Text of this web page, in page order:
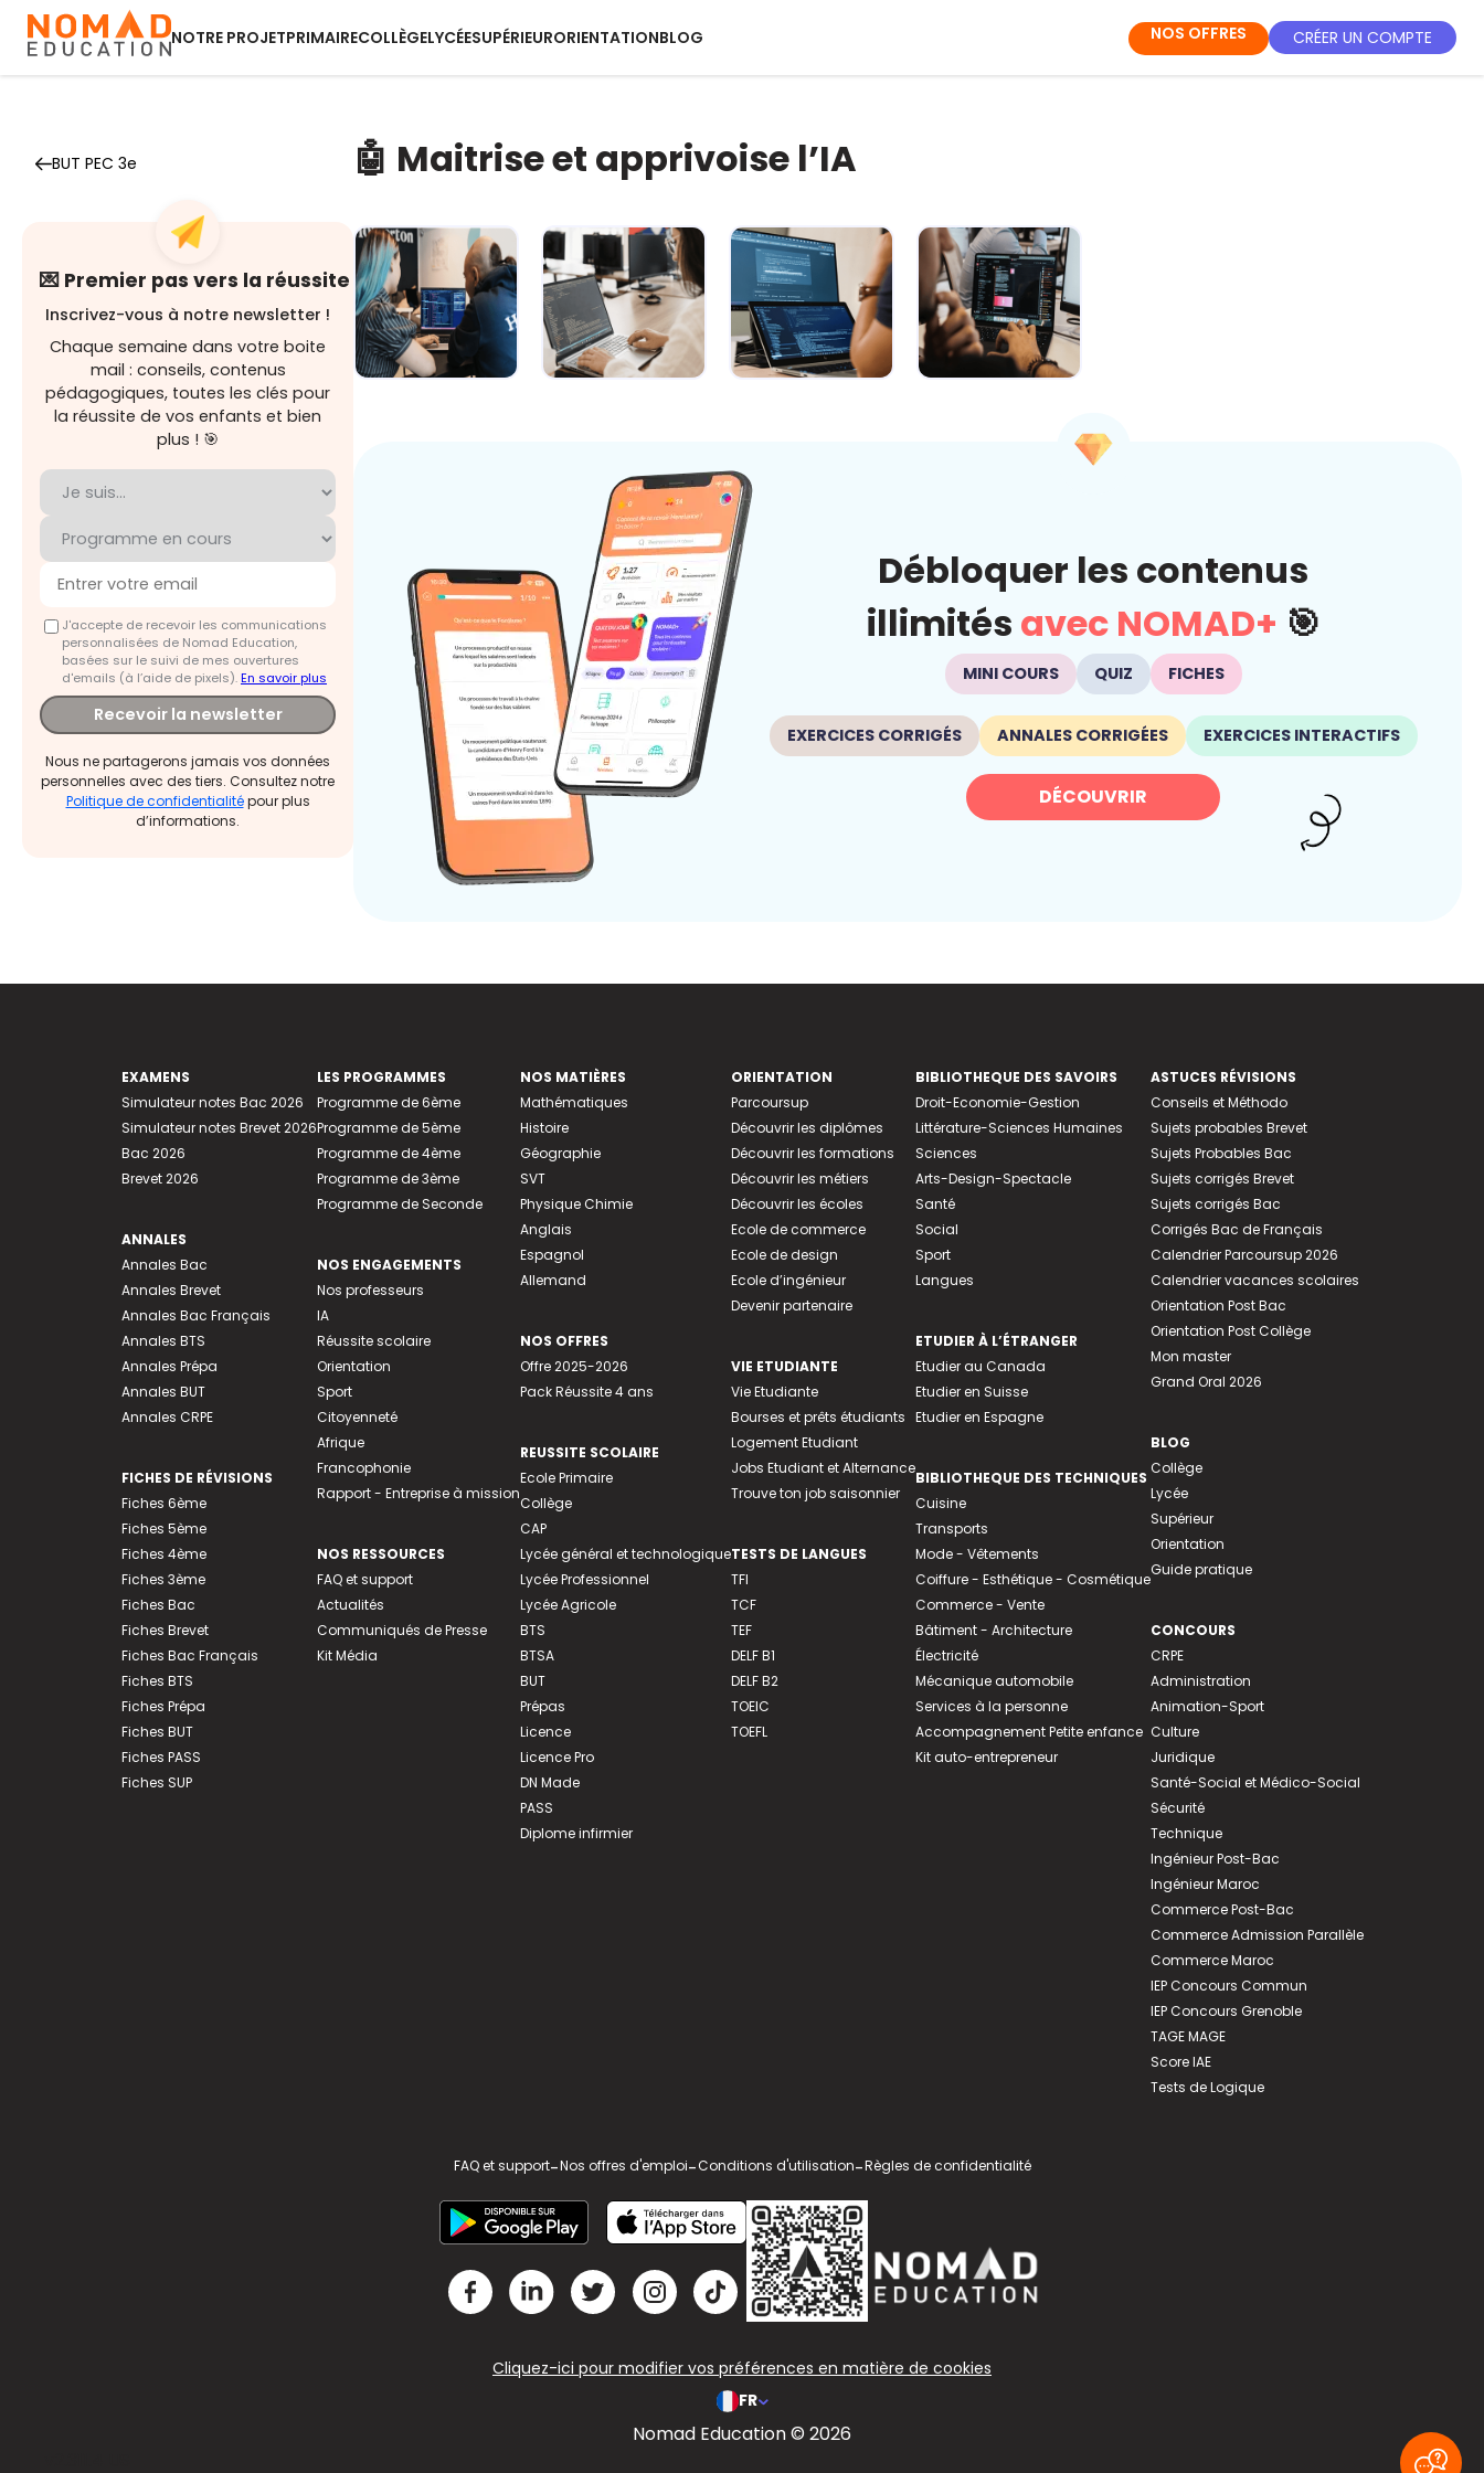
NOTRE PROJETPRIMAIRECOLLÈGELYCÉESUPÉRIEURORIENTATIONBLOG NOS OFFRES CRÉER UN COMPTE
BUT PEC 3e
💌 Premier pas vers la réussite
Inscrivez-vous à notre newsletter !
Chaque semaine dans votre boite
mail : conseils, contenus
pédagogiques, toutes les clés pour
la réussite de vos enfants et bien
plus ! 🎯
J'accepte de recevoir les communications
personnalisées de Nomad Education,
basées sur le suivi de mes ouvertures
d'emails (à l’aide de pixels).En savoir plus
Recevoir la newsletter
Nous ne partagerons jamais vos données
personnelles avec des tiers. Consultez notre
Politique de confidentialitépour plus
d’informations.
🤖 Maitrise et apprivoise l’IA
Débloquer les contenus
illimités avec NOMAD+ 🎯
MINI COURS QUIZ FICHES
EXERCICES CORRIGÉS ANNALES CORRIGÉES EXERCICES INTERACTIFS
DÉCOUVRIR
EXAMENS
Simulateur notes Bac 2026
Simulateur notes Brevet 2026
Bac 2026
Brevet 2026
ANNALES
Annales Bac
Annales Brevet
Annales Bac Français
Annales BTS
Annales Prépa
Annales BUT
Annales CRPE
FICHES DE RÉVISIONS
Fiches 6ème
Fiches 5ème
Fiches 4ème
Fiches 3ème
Fiches Bac
Fiches Brevet
Fiches Bac Français
Fiches BTS
Fiches Prépa
Fiches BUT
Fiches PASS
Fiches SUP
LES PROGRAMMES
Programme de 6ème
Programme de 5ème
Programme de 4ème
Programme de 3ème
Programme de Seconde
NOS ENGAGEMENTS
Nos professeurs
IA
Réussite scolaire
Orientation
Sport
Citoyenneté
Afrique
Francophonie
Rapport - Entreprise à mission
NOS RESSOURCES
FAQ et support
Actualités
Communiqués de Presse
Kit Média
NOS MATIÈRES
Mathématiques
Histoire
Géographie
SVT
Physique Chimie
Anglais
Espagnol
Allemand
NOS OFFRES
Offre 2025-2026
Pack Réussite 4 ans
REUSSITE SCOLAIRE
Ecole Primaire
Collège
CAP
Lycée général et technologique
Lycée Professionnel
Lycée Agricole
BTS
BTSA
BUT
Prépas
Licence
Licence Pro
DN Made
PASS
Diplome infirmier
ORIENTATION
Parcoursup
Découvrir les diplômes
Découvrir les formations
Découvrir les métiers
Découvrir les écoles
Ecole de commerce
Ecole de design
Ecole d’ingénieur
Devenir partenaire
VIE ETUDIANTE
Vie Etudiante
Bourses et prêts étudiants
Logement Etudiant
Jobs Etudiant et Alternance
Trouve ton job saisonnier
TESTS DE LANGUES
TFI
TCF
TEF
DELF B1
DELF B2
TOEIC
TOEFL
BIBLIOTHEQUE DES SAVOIRS
Droit-Economie-Gestion
Littérature-Sciences Humaines
Sciences
Arts-Design-Spectacle
Santé
Social
Sport
Langues
ETUDIER À L’ÉTRANGER
Etudier au Canada
Etudier en Suisse
Etudier en Espagne
BIBLIOTHEQUE DES TECHNIQUES
Cuisine
Transports
Mode - Vêtements
Coiffure - Esthétique - Cosmétique
Commerce - Vente
Bâtiment - Architecture
Électricité
Mécanique automobile
Services à la personne
Accompagnement Petite enfance
Kit auto-entrepreneur
ASTUCES RÉVISIONS
Conseils et Méthodo
Sujets probables Brevet
Sujets Probables Bac
Sujets corrigés Brevet
Sujets corrigés Bac
Corrigés Bac de Français
Calendrier Parcoursup 2026
Calendrier vacances scolaires
Orientation Post Bac
Orientation Post Collège
Mon master
Grand Oral 2026
BLOG
Collège
Lycée
Supérieur
Orientation
Guide pratique
CONCOURS
CRPE
Administration
Animation-Sport
Culture
Juridique
Santé-Social et Médico-Social
Sécurité
Technique
Ingénieur Post-Bac
Ingénieur Maroc
Commerce Post-Bac
Commerce Admission Parallèle
Commerce Maroc
IEP Concours Commun
IEP Concours Grenoble
TAGE MAGE
Score IAE
Tests de Logique
FAQ et support-Nos offres d'emploi-Conditions d'utilisation-Règles de confidentialité
Cliquez-ici pour modifier vos préférences en matière de cookies
FR
Nomad Education © 2026